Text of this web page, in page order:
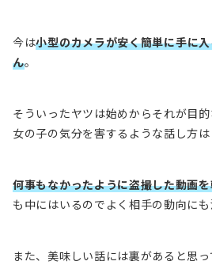
今は小型のカメラが安く簡単に手に
ん。
そういったヤツは始めからそれが目
女の子の気分を害するような話し方は
何事もなかったように盗撮した動画
も中にはいるのでよく相手の動向にも
また、美味しい話には裏があると思っ